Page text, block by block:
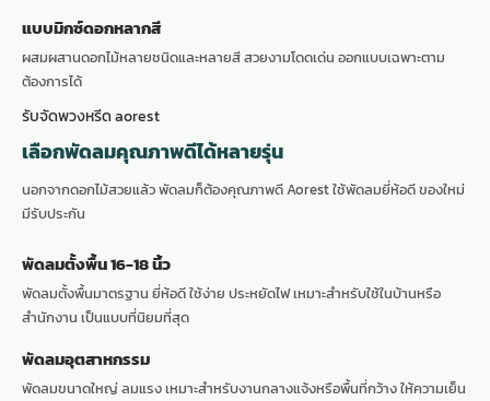
แบบมิกซ์ดอกหลากสี
ผสมผสานดอกไม้หลายชนิดและหลายสี สวยงามโดดเด่น ออกแบบเฉพาะตาม
ต้องการได้
รับจัดพวงหรีด aorest
เลือกพัดลมคุณภาพดีได้หลายรุ่น
นอกจากดอกไม้สวยแล้ว พัดลมก็ต้องคุณภาพดี Aorest ใช้พัดลมยี่ห้อดี ของใหม่
มีรับประกัน
พัดลมตั้งพื้น 16-18 นิ้ว
พัดลมตั้งพื้นมาตรฐาน ยี่ห้อดี ใช้ง่าย ประหยัดไฟ เหมาะสำหรับใช้ในบ้านหรือ
สำนักงาน เป็นแบบที่นิยมที่สุด
พัดลมอุตสาหกรรม
พัดลมขนาดใหญ่ ลมแรง เหมาะสำหรับงานกลางแจ้งหรือพื้นที่กว้าง ให้ความเย็น